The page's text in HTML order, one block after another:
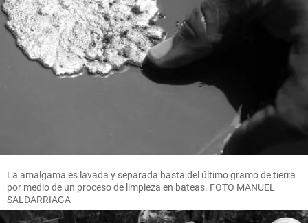
La amalgama es lavada y separada hasta del último gramo de tierra
por medio de un proceso de limpieza en bateas. FOTO MANUEL
SALDARRIAGA